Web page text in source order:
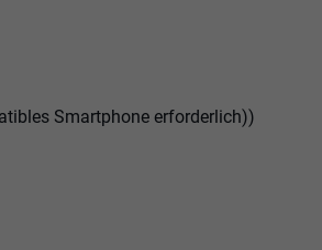
Smartphone erforderlich))